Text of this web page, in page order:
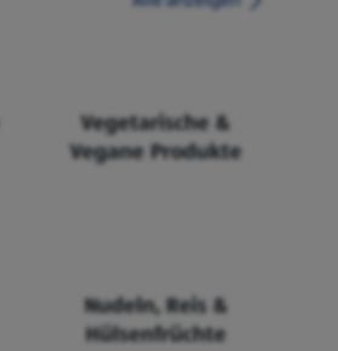
Vegetarische &
Vegane Produkte
Nudeln, Reis &
Hülsenfrüchte